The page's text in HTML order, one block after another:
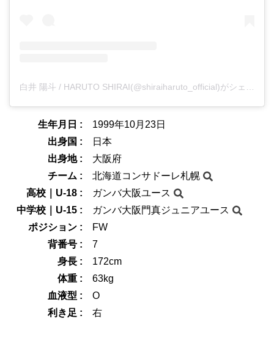
生年月日 :
1999年10月23日
出身国 :
日本
出身地 :
大阪府
チーム :
北海道コンサドーレ札幌
高校｜U-18 :
ガンバ大阪ユース
中学校｜U-15 :
ガンバ大阪門真ジュニアユース
ポジション :
FW
背番号 :
7
身長 :
172cm
体重 :
63kg
血液型 :
O
利き足 :
右